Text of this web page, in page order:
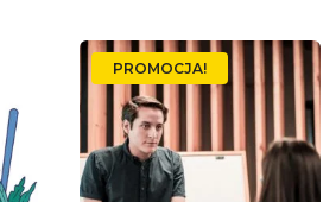
wiele
wariantów.
Opcje
można
wybrać
PROMOCJA!